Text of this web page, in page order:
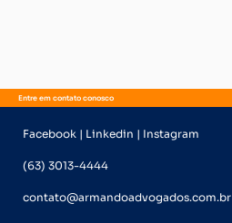
Entre em contato conosco
Facebook | Linkedin | Instagram
(63) 3013-4444
contato@armandoadvogados.com.br